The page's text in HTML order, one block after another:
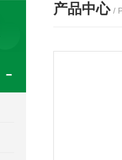
产品中心 /